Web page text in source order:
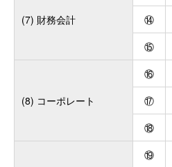
(7) 財務会計
⑭
⑮
(8) コーポレート
⑯
⑰
⑱
⑲